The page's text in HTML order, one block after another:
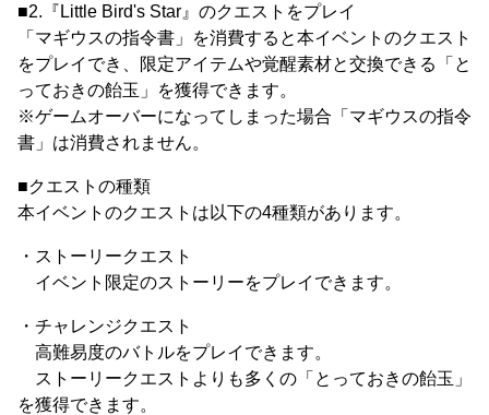
■2.『Little Bird's Star』のクエストをプレイ
「マギウスの指令書」を消費すると本イベントのクエスト
をプレイでき、限定アイテムや覚醒素材と交換できる「と
っておきの飴玉」を獲得できます。
※ゲームオーバーになってしまった場合「マギウスの指令
書」は消費されません。
■クエストの種類
本イベントのクエストは以下の4種類があります。
・ストーリークエスト
イベント限定のストーリーをプレイできます。
・チャレンジクエスト
高難易度のバトルをプレイできます。
ストーリークエストよりも多くの「とっておきの飴玉」
を獲得できます。